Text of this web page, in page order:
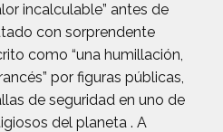
incalculable” antes de
con sorprendente
como “una humillación,
por figuras públicas,
de seguridad en uno de
del planeta . A